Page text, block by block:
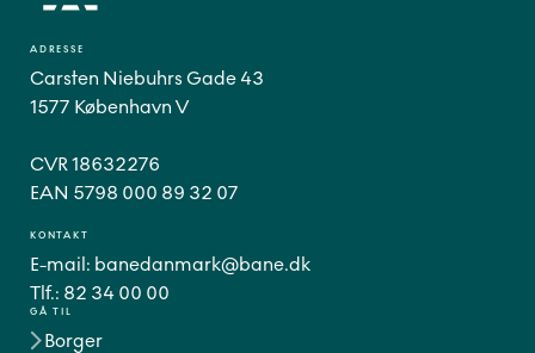
GÅ TIL
Borger
ADRESSE
Carsten Niebuhrs Gade 43
1577 København V
CVR 18632276
EAN 5798 000 89 32 07
KONTAKT
E-mail: banedanmark@bane.dk
Tlf.: 82 34 00 00